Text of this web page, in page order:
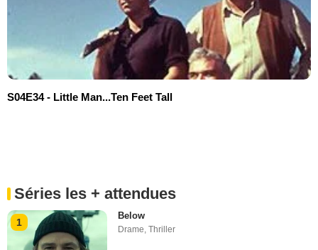
S04E34 - Little Man...Ten Feet Tall
Séries les + attendues
1
Below
Drame,Thriller